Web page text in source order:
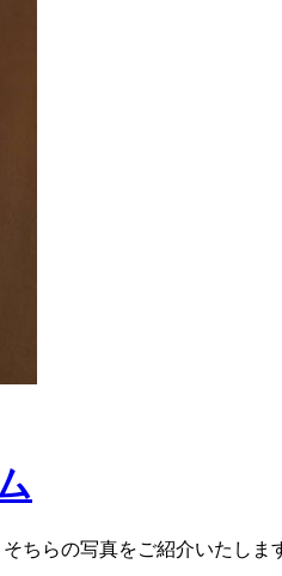
そちらの写真をご紹介いた